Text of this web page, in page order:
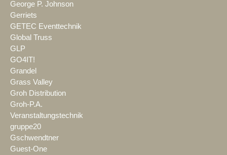
George P. Johnson
Gerriets
GETEC Eventtechnik
Global Truss
GLP
GO4IT!
Grandel
Grass Valley
Groh Distribution
Groh-P.A.
Veranstaltungstechnik
gruppe20
Gschwendtner
Guest-One